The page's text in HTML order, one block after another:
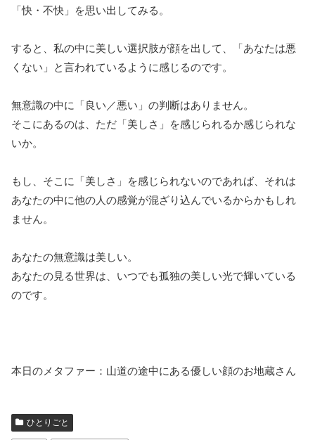
「快・不快」を思い出してみる。
すると、私の中に美しい選択肢が顔を出して、「あなたは悪
くない」と言われているように感じるのです。
無意識の中に「良い／悪い」の判断はありません。
そこにあるのは、ただ「美しさ」を感じられるか感じられな
いか。
もし、そこに「美しさ」を感じられないのであれば、それは
あなたの中に他の人の感覚が混ざり込んでいるからかもしれ
ません。
あなたの無意識は美しい。
あなたの見る世界は、いつでも孤独の美しい光で輝いている
のです。
本日のメタファー：山道の途中にある優しい顔のお地蔵さん
ひとりごと